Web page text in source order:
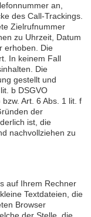
an,
des Call-Trackings.
Zielrufnummer
zu Uhrzeit, Datum
erhoben. Die
In keinem Fall
Die
gestellt und
b DSGVO
Art. 6 Abs. 1 lit. f
der
ist, die
nachvollziehen zu
auf Ihrem Rechner
Textdateien, die
Browser